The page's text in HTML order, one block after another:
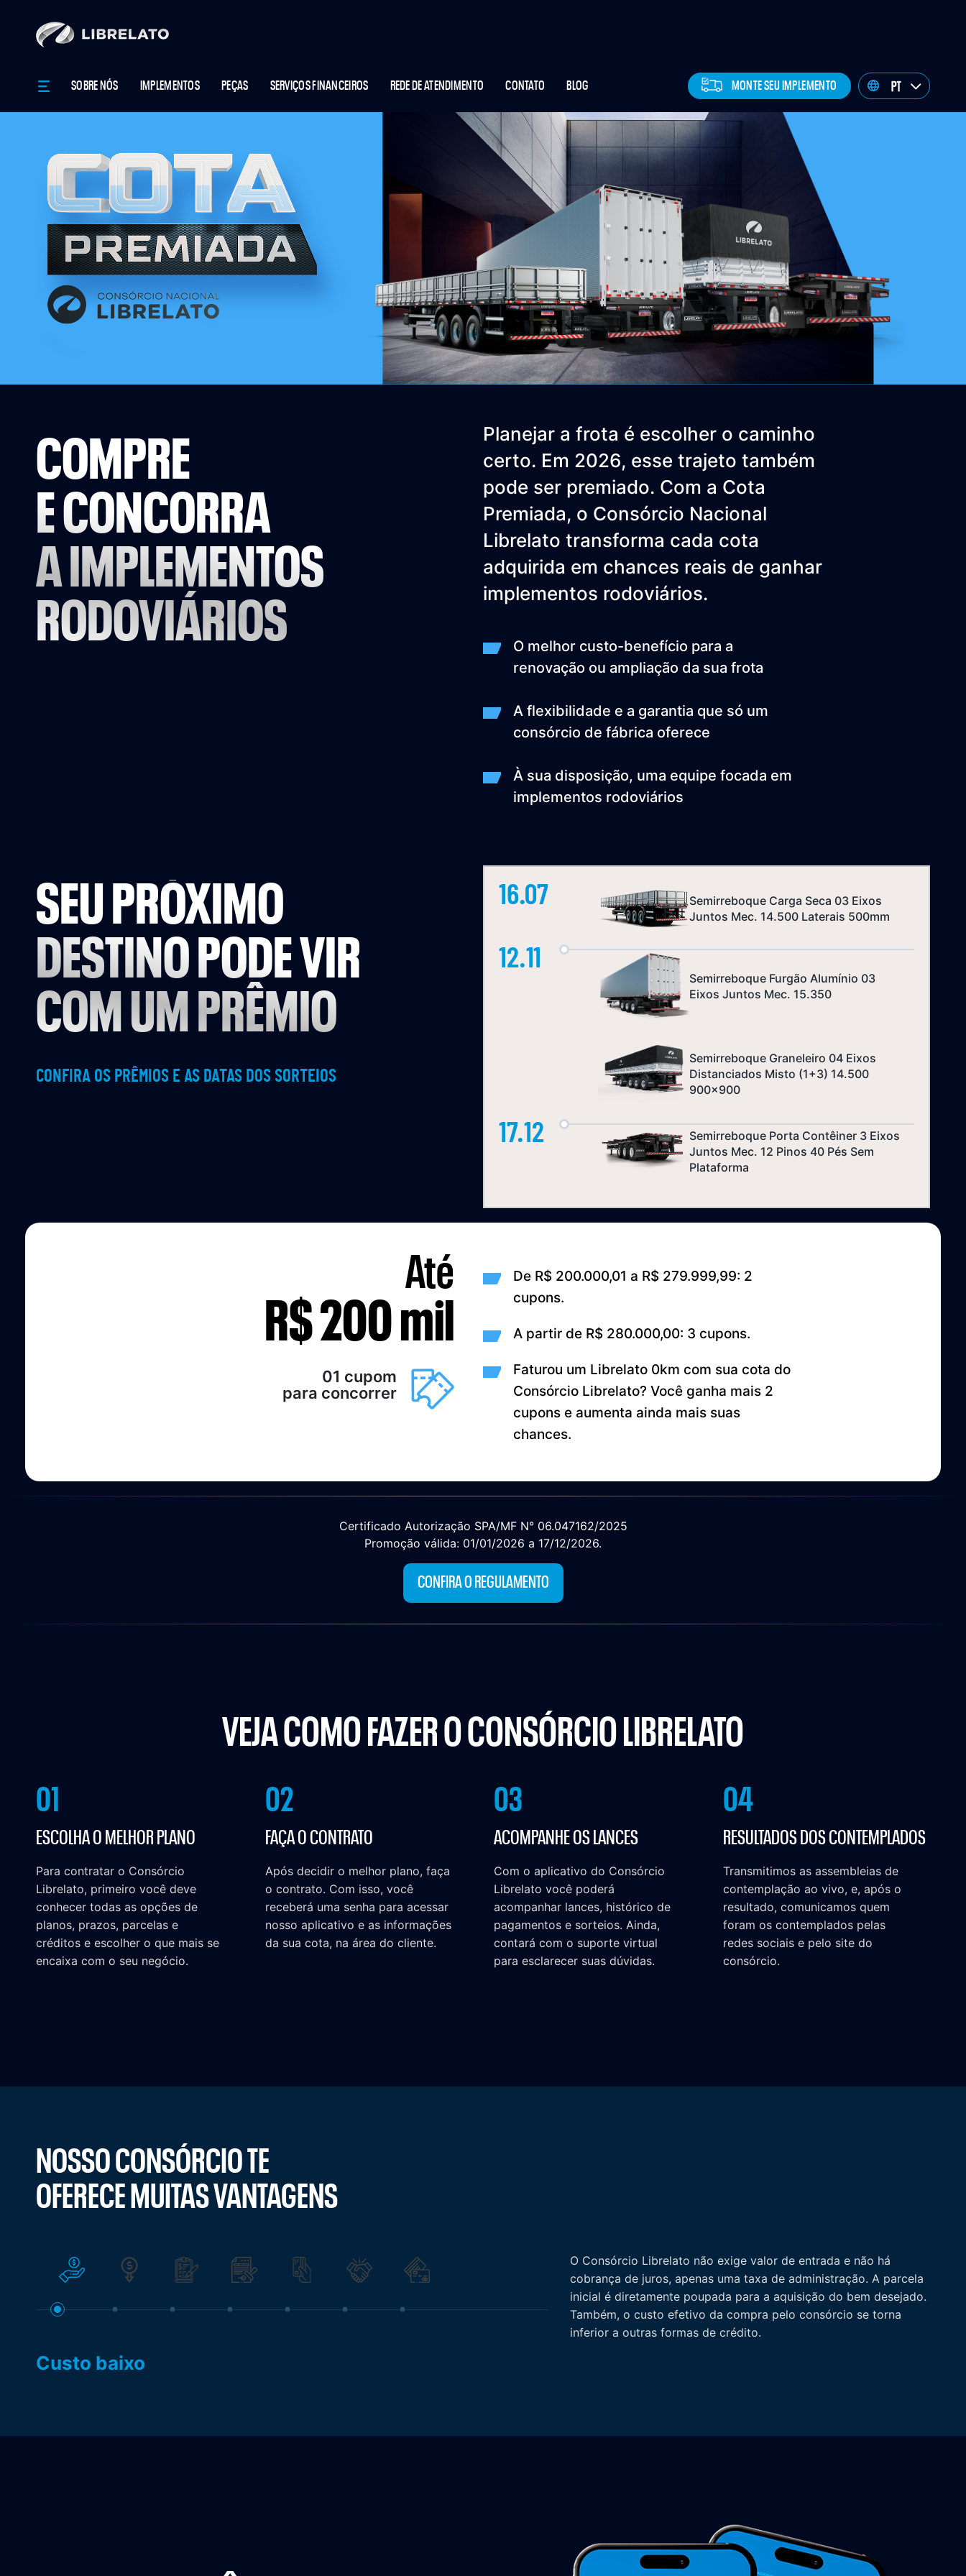
SOBRE NÓS IMPLEMENTOS PEÇAS SERVIÇOS FINANCEIROS REDE DE ATENDIMENTO CONTATO BLOG MONTE SEU IMPLEMENTO
COMPRE
E CONCORRA
A IMPLEMENTOS
RODOVIÁRIOS
Planejar a frota é escolher o caminho
certo. Em 2026, esse trajeto também
pode ser premiado. Com a Cota
Premiada, o Consórcio Nacional
Librelato transforma cada cota
adquirida em chances reais de ganhar
implementos rodoviários.
O melhor custo-benefício para a
renovação ou ampliação da sua frota
A flexibilidade e a garantia que só um
consórcio de fábrica oferece
À sua disposição, uma equipe focada em
implementos rodoviários
SEU PRÓXIMO
DESTINO PODE VIR
COM UM PRÊMIO
CONFIRA OS PRÊMIOS E AS DATAS DOS SORTEIOS
16.07
Semirreboque Carga Seca 03 Eixos
Juntos Mec. 14.500 Laterais 500mm
12.11
Semirreboque Furgão Alumínio 03
Eixos Juntos Mec. 15.350
Semirreboque Graneleiro 04 Eixos
Distanciados Misto (1+3) 14.500
900x900
17.12
Semirreboque Porta Contêiner 3 Eixos
Juntos Mec. 12 Pinos 40 Pés Sem
Plataforma
Até
R$ 200 mil
01 cupom
para concorrer
De R$ 200.000,01 a R$ 279.999,99: 2
cupons.
A partir de R$ 280.000,00: 3 cupons.
Faturou um Librelato 0km com sua cota do
Consórcio Librelato? Você ganha mais 2
cupons e aumenta ainda mais suas
chances.
Certificado Autorização SPA/MF N° 06.047162/2025
Promoção válida: 01/01/2026 a 17/12/2026.
CONFIRA O REGULAMENTO
VEJA COMO FAZER O CONSÓRCIO LIBRELATO
01
ESCOLHA O MELHOR PLANO
Para contratar o Consórcio
Librelato, primeiro você deve
conhecer todas as opções de
planos, prazos, parcelas e
créditos e escolher o que mais se
encaixa com o seu negócio.
02
FAÇA O CONTRATO
Após decidir o melhor plano, faça
o contrato. Com isso, você
receberá uma senha para acessar
nosso aplicativo e as informações
da sua cota, na área do cliente.
03
ACOMPANHE OS LANCES
Com o aplicativo do Consórcio
Librelato você poderá
acompanhar lances, histórico de
pagamentos e sorteios. Ainda,
contará com o suporte virtual
para esclarecer suas dúvidas.
04
RESULTADOS DOS CONTEMPLADOS
Transmitimos as assembleias de
contemplação ao vivo, e, após o
resultado, comunicamos quem
foram os contemplados pelas
redes sociais e pelo site do
consórcio.
NOSSO CONSÓRCIO TE
OFERECE MUITAS VANTAGENS
Custo baixo
O Consórcio Librelato não exige valor de entrada e não há
cobrança de juros, apenas uma taxa de administração. A parcela
inicial é diretamente poupada para a aquisição do bem desejado.
Também, o custo efetivo da compra pelo consórcio se torna
inferior a outras formas de crédito.